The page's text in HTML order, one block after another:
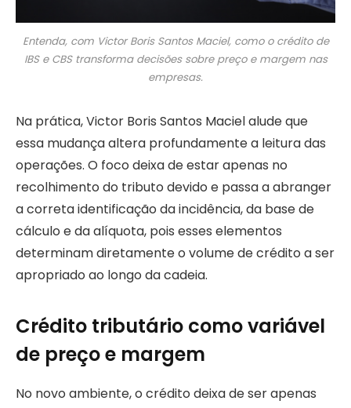
Entenda, com Victor Boris Santos Maciel, como o crédito de
IBS e CBS transforma decisões sobre preço e margem nas
empresas.
Na prática, Victor Boris Santos Maciel alude que
essa mudança altera profundamente a leitura das
operações. O foco deixa de estar apenas no
recolhimento do tributo devido e passa a abranger
a correta identificação da incidência, da base de
cálculo e da alíquota, pois esses elementos
determinam diretamente o volume de crédito a ser
apropriado ao longo da cadeia.
Crédito tributário como variável
de preço e margem
No novo ambiente, o crédito deixa de ser apenas